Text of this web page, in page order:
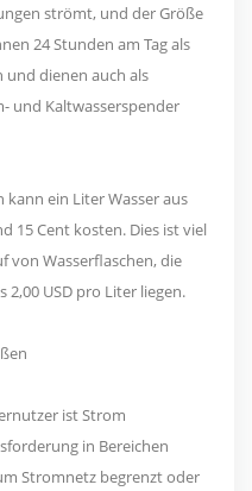
strömt, und der Größe
24 Stunden am Tag als
und dienen auch als
und Kaltwasserspender
ein Liter Wasser aus
15 Cent kosten. Dies ist viel
von Wasserflaschen, die
USD pro Liter liegen.
ist Strom
in Bereichen
Stromnetz begrenzt oder